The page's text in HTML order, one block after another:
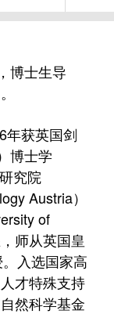
博士生导
年获英国剑
博士学
究院
Austria）
of
师从英国皇
入选国家高
才特殊支持
然科学基金